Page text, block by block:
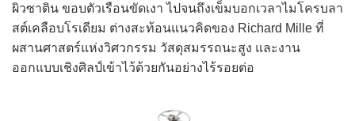
ผิวซาติน ขอบตัวเรือนขัดเงา ไปจนถึงเข็มบอกเวลาไมโครบลา
สต์เคลือบโรเดียม ต่างสะท้อนแนวคิดของ Richard Mille ที่
ผสานศาสตร์แห่งวิศวกรรม วัสดุสมรรถนะสูง และงาน
ออกแบบเชิงศิลป์เข้าไว้ด้วยกันอย่างไร้รอยต่อ